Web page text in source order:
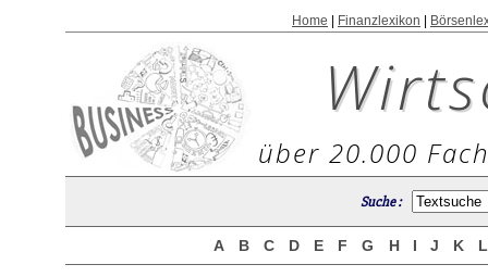
Home Finanzlexikon
über 20.000
Suche :
A B C D E F G H I J K